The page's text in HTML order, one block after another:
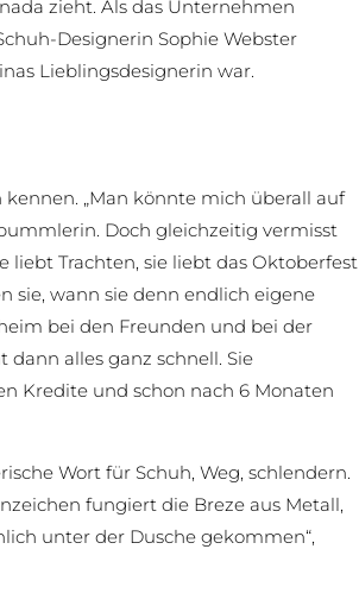
zieht. Als das Unternehmen
Designerin Sophie Webster
Lieblingsdesignerin war.
„Man könnte mich überall auf
Doch gleichzeitig vermisst
liebt Trachten, sie liebt das Oktoberfest
sie, wann sie denn endlich eigene
bei den Freunden und bei der
dann alles ganz schnell. Sie
Kredite und schon nach 6 Monaten
Wort für Schuh, Weg, schlendern.
fungiert die Breze aus Metall,
unter der Dusche gekommen“,